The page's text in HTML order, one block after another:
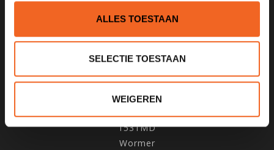
ALLES TOESTAAN
SELECTIE TOESTAAN
WEIGEREN
1531MD
Wormer